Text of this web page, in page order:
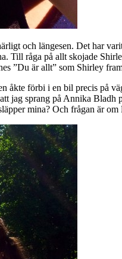
och längesen. Det har
råga på allt skojade
”Du är allt” som Shirley
förbi i en bil precis på
sprang på Annika Bladh
mina? Och frågan är om